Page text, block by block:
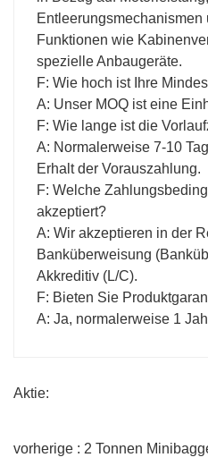
Entleerungsmechanismen
Funktionen wie
spezielle Anbaugeräte.
F: Wie hoch ist Ihre
A: Unser MOQ ist eine
F: Wie lange ist die
A: Normalerweise 7-10
Erhalt der Vorauszahlung.
F: Welche
akzeptiert?
A: Wir akzeptieren in der
Banküberweisung
Akkreditiv (L/C).
F: Bieten Sie
A: Ja, normalerweise 1
Aktie:
vorherige : 2 Tonnen